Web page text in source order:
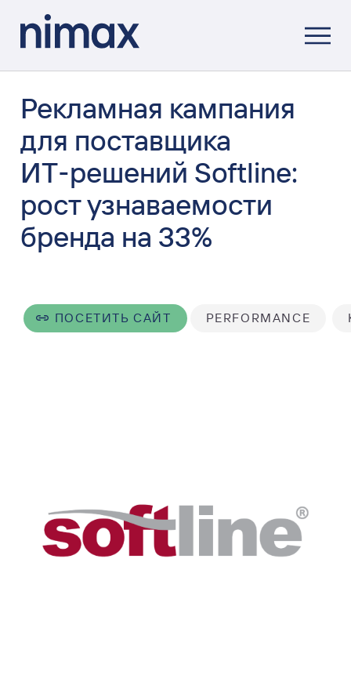
Рекламная кампания
для поставщика
ИТ‑решений Softline:
рост узнаваемости
бренда на 33%
ПОСЕТИТЬ САЙТ PERFORMANCE